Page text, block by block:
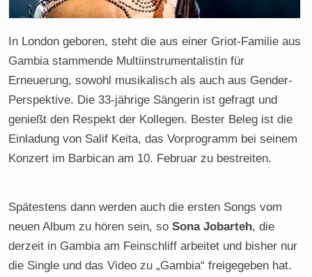
In London geboren, steht die aus einer Griot-Familie aus
Gambia stammende Multiinstrumentalistin für
Erneuerung, sowohl musikalisch als auch aus Gender-
Perspektive. Die 33-jährige Sängerin ist gefragt und
genießt den Respekt der Kollegen. Bester Beleg ist die
Einladung von Salif Keita, das Vorprogramm bei seinem
Konzert im Barbican am 10. Februar zu bestreiten.
Spätestens dann werden auch die ersten Songs vom
neuen Album zu hören sein, soSona Jobarteh, die
derzeit in Gambia am Feinschliff arbeitet und bisher nur
die Single und das Video zu „Gambia“ freigegeben hat.